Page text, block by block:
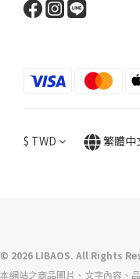
$ TWD 繁體中
© 2026 LIBAOS. All Rights
本網站之商品圖片、文字內容、